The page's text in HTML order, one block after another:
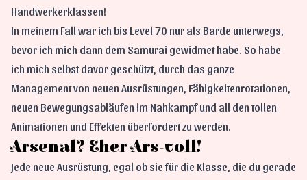
Handwerkerklassen!
In meinem Fall war ich bis Level 70 nur als Barde unterwegs,
bevor ich mich dann dem Samurai gewidmet habe. So habe
ich mich selbst davor geschützt, durch das ganze
Management von neuen Ausrüstungen, Fähigkeitenrotationen,
neuen Bewegungsabläufen im Nahkampf und all den tollen
Animationen und Effekten überfordert zu werden.
Arsenal? Eher Ars-voll!
Jede neue Ausrüstung, egal ob sie für die Klasse, die du gerade